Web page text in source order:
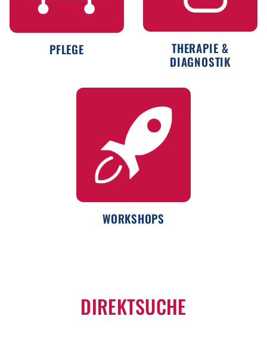
PFLEGE
THERAPIE &
DIAGNOSTIK
WORKSHOPS
WORKSHOPS
DIREKTSUCHE